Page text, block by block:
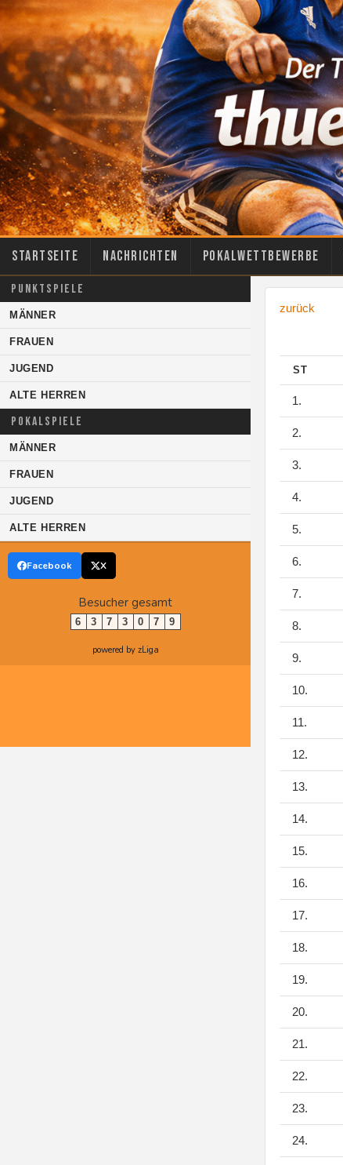
Startseite Nachrichten Pokalwettbewerbe
PUNKTSPIELE
MÄNNER
FRAUEN
JUGEND
ALTE HERREN
POKALSPIELE
MÄNNER
FRAUEN
JUGEND
ALTE HERREN
Facebook X
Besucher gesamt
6 3 7 3 0 7 9
powered by zLiga
zurück
ST
1.
2.
3.
4.
5.
6.
7.
8.
9.
10.
11.
12.
13.
14.
15.
16.
17.
18.
19.
20.
21.
22.
23.
24.